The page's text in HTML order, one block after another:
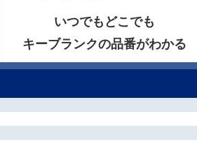
いつでもどこでも
キーブランクの品番がわかる